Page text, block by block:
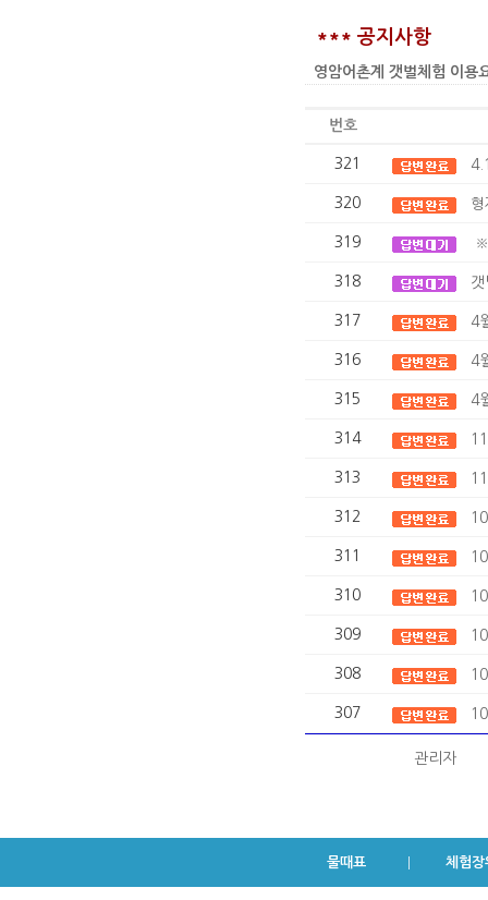
*** 공지사항
영암어촌계 갯벌체험 이
번호
321
320
319
318
317 4
316 4
315 4
314
313
312
311
310
309
308
307
관리자
물때표 체험장